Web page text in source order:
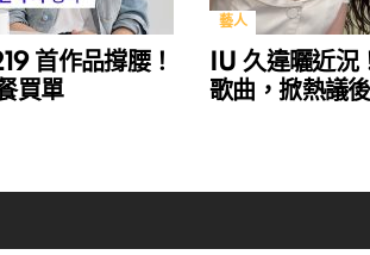
首作品撐腰！
買單
藝人
IU 久違曬近
歌曲，掀熱議